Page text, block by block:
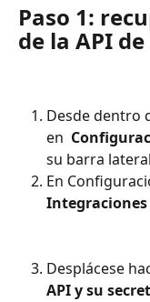
Paso 1:
de la API
Desde dentro
en
su barra
En
Integraciones
Desplácese
API y su